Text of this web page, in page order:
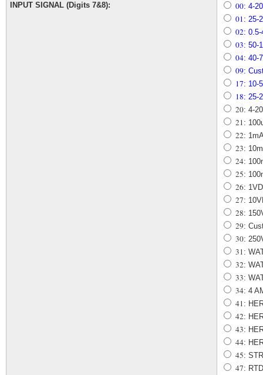
INPUT SIGNAL (Digits 7&8): 00: 4-
01 : 25-
02:
03: 50-
04: 40-
09:
17: 10-
18: 25-
20: 4-
21 :
22:
23:
24:
25:
26:
27:
28:
29:
30:
31 :
32:
33:
34: 4
41 :
42:
43:
44:
45:
47: